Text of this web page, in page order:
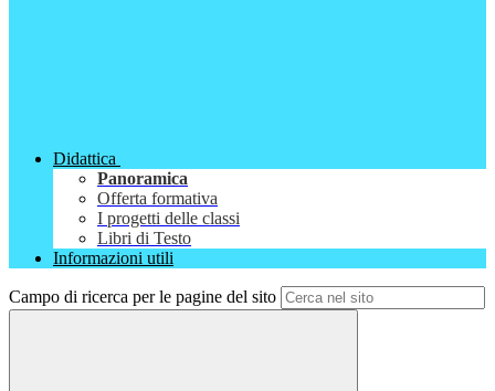
Didattica
Panoramica
Offerta formativa
I progetti delle classi
Libri di Testo
Informazioni utili
Campo di ricerca per le pagine del sito